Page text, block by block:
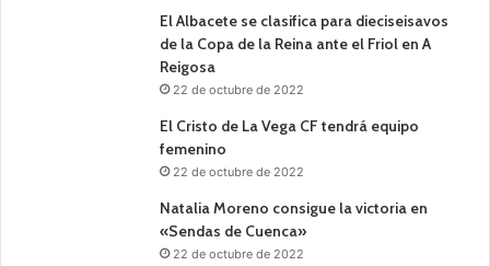
El Albacete se clasifica para dieciseisavos
de la Copa de la Reina ante el Friol en A
Reigosa
22 de octubre de 2022
El Cristo de La Vega CF tendrá equipo
femenino
22 de octubre de 2022
Natalia Moreno consigue la victoria en
«Sendas de Cuenca»
22 de octubre de 2022